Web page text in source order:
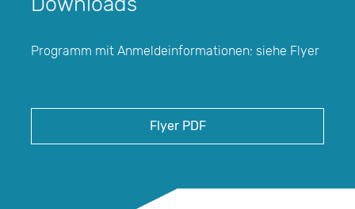
Programm mit Anmeldeinformationen: siehe Flyer
Flyer PDF